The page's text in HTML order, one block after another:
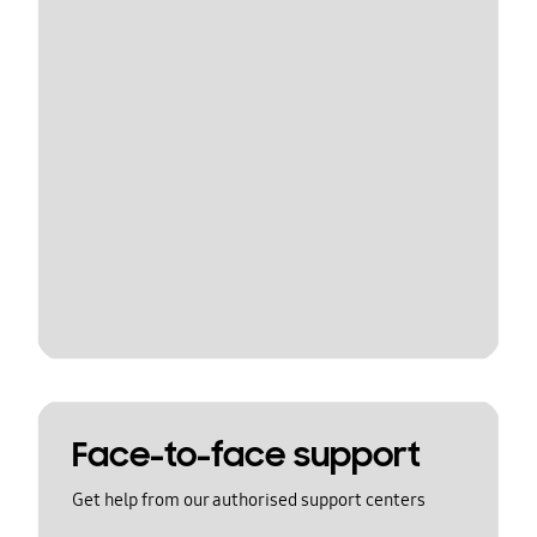
Face-to-face support
Get help from our authorised support centers